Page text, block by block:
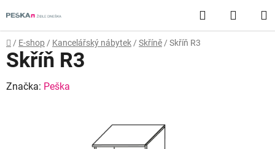
na
obsah
Hledat
KOŠÍK
Domů
/ E-shop / Kancelářský nábytek / Skříně / Skříň R3
Skříň R3
Značka: Peška